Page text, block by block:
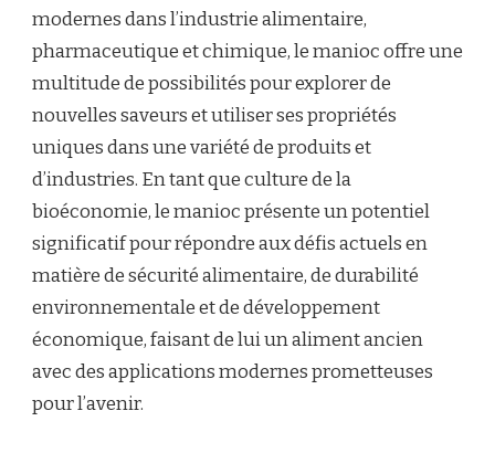
modernes dans l’industrie alimentaire,
pharmaceutique et chimique, le manioc offre une
multitude de possibilités pour explorer de
nouvelles saveurs et utiliser ses propriétés
uniques dans une variété de produits et
d’industries. En tant que culture de la
bioéconomie, le manioc présente un potentiel
significatif pour répondre aux défis actuels en
matière de sécurité alimentaire, de durabilité
environnementale et de développement
économique, faisant de lui un aliment ancien
avec des applications modernes prometteuses
pour l’avenir.